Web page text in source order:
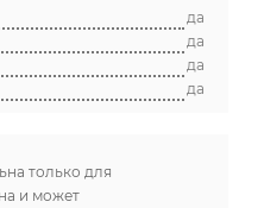
да
да
да
да
только для
и может